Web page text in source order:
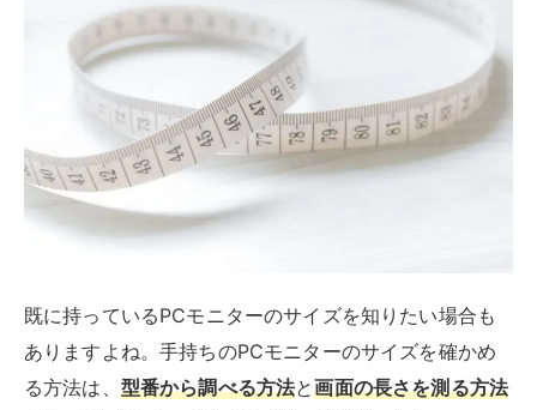
既に持っているPCモニターのサイズを知りたい場合も
ありますよね。手持ちのPCモニターのサイズを確かめ
る方法は、 型番から調べる方法と画面の長さを測る方法